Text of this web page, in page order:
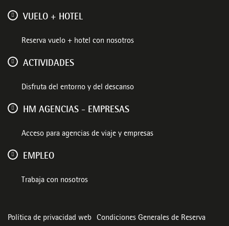
VUELO + HOTEL
Reserva vuelo + hotel con nosotros
ACTIVIDADES
Disfruta del entorno y del descanso
HM AGENCIAS - EMPRESAS
Acceso para agencias de viaje y empresas
EMPLEO
Trabaja con nosotros
Política de privacidad web Condiciones Generales de Reserva